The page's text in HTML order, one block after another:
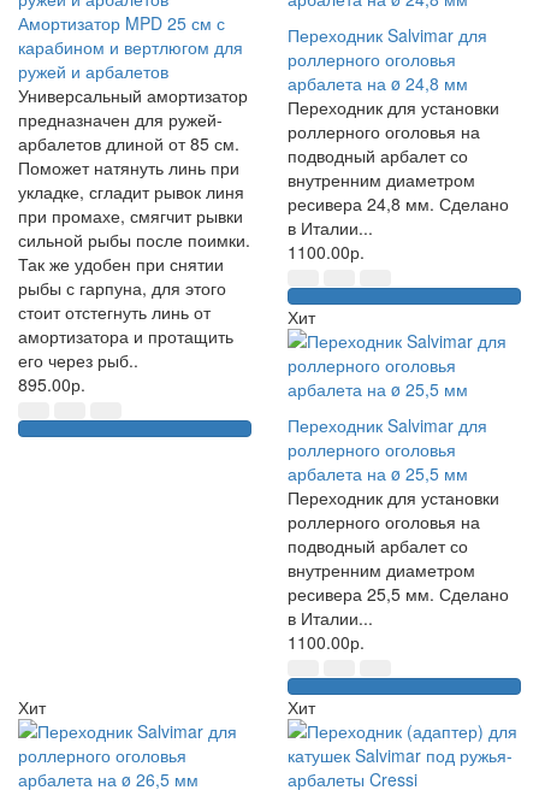
Амортизатор MPD 25 см с
карабином и вертлюгом для
ружей и арбалетов
Универсальный амортизатор
предназначен для ружей-
арбалетов длиной от 85 см.
Поможет натянуть линь при
укладке, сгладит рывок линя
при промахе, смягчит рывки
сильной рыбы после поимки.
Так же удобен при снятии
рыбы с гарпуна, для этого
стоит отстегнуть линь от
амортизатора и протащить
его через рыб..
895.00р.
Переходник Salvimar для
роллерного оголовья
арбалета на ø 24,8 мм
Переходник для установки
роллерного оголовья на
подводный арбалет со
внутренним диаметром
ресивера 24,8 мм. Сделано
в Италии...
1100.00р.
Хит
Переходник Salvimar для
роллерного оголовья
арбалета на ø 25,5 мм
Переходник для установки
роллерного оголовья на
подводный арбалет со
внутренним диаметром
ресивера 25,5 мм. Сделано
в Италии...
1100.00р.
Хит Хит